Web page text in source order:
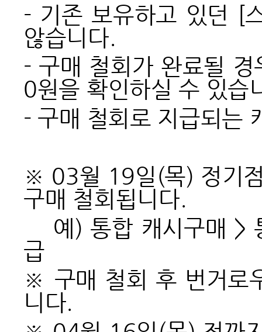
- 기존 보유하고 있던 [
않습니다.
- 구매 철회가 완료될
0원을 확인하실 수 있습
- 구매 철회로 지급되는
※ 03월 19일(목) 정기
구매 철회됩니다.
예) 통합 캐시구매 >
급
※ 구매 철회 후 번거로
니다.